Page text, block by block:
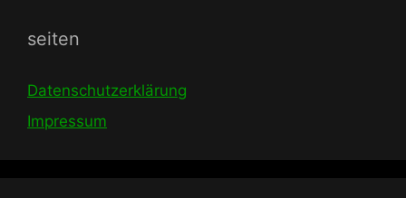
seiten
Datenschutzerklärung
Impressum